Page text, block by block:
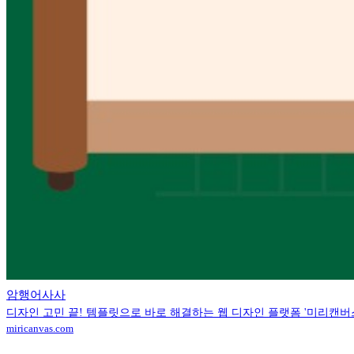
암행어사사
디자인 고민 끝! 템플릿으로 바로 해결하는 웹 디자인 플랫폼 '미리캔버
miricanvas.com